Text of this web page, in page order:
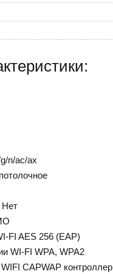
n/ac/ax
Нет
FI AES 256 (EAP)
WI-FI WPA, WPA2
CAPWAP контроллер